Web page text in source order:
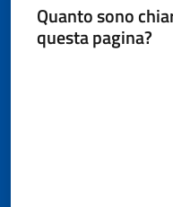
Menu selezionato
Quanto sono
questa pagina?